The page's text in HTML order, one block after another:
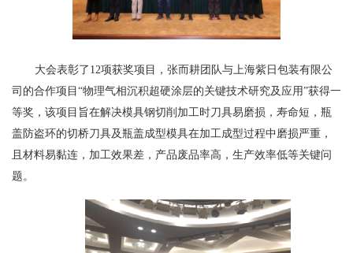
大会表彰了12项获奖项目，张而耕团队与上海紫日包装有限公
司的合作项目“物理气相沉积超硬涂层的关键技术研究及应用”获得一
等奖，该项目旨在解决模具钢切削加工时刀具易磨损，寿命短，瓶
盖防盗环的切桥刀具及瓶盖成型模具在加工成型过程中磨损严重，
且材料易黏连，加工效果差，产品废品率高，生产效率低等关键问
题。